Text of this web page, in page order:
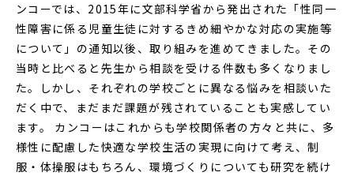
ンコーでは、2015年に文部科学省から発出された「性同一
性障害に係る児童生徒に対するきめ細やかな対応の実施等
について」の通知以後、取り組みを進めてきました。その
当時と比べると先生から相談を受ける件数も多くなりまし
た。しかし、それぞれの学校ごとに異なる悩みを相談いた
だく中で、まだまだ課題が残されていることも実感してい
ます。 カンコーはこれからも学校関係者の方々と共に、多
様性に配慮した快適な学校生活の実現に向けて考え、制
服・体操服はもちろん、環境づくりについても研究を続け